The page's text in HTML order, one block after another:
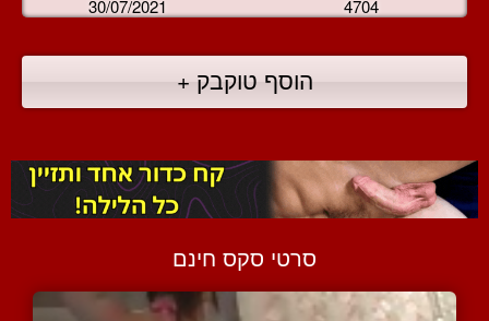
30/07/2021 4704
הוסף טוקבק +
סרטי סקס חינם